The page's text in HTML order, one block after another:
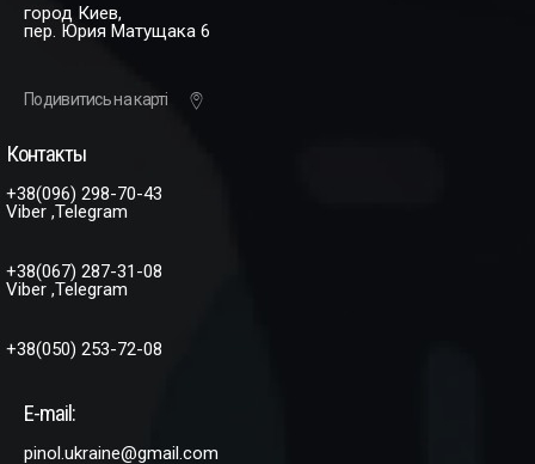
город Киев,
пер. Юрия Матущака 6
Подивитись на карті
Контакты
+38(096) 298-70-43
Viber ,Telegram
+38(067) 287-31-08
Viber ,Telegram
+38(050) 253-72-08
E-mail:
pinol.ukraine@gmail.com